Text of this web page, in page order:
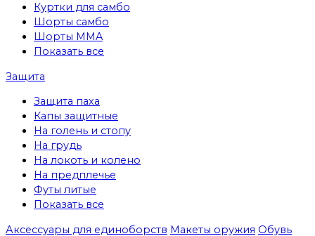
Куртки для самбо
Шорты самбо
Шорты MMA
Показать все
Защита
Защита паха
Капы защитные
На голень и стопу
На грудь
На локоть и колено
На предплечье
Футы литые
Показать все
Аксессуары для единоборств Макеты оружия Обувь